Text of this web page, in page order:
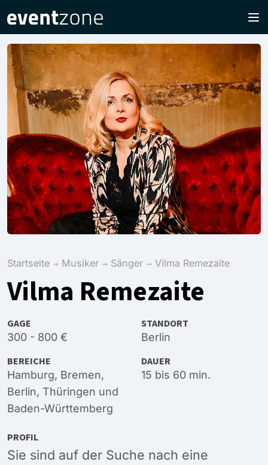
Startseite Musiker Sänger Vilma Remezaite
Vilma Remezaite
GAGE
300 - 800 €
STANDORT
Berlin
BEREICHE
Hamburg, Bremen,
Berlin, Thüringen und
Baden-Württemberg
DAUER
15 bis 60 min.
PROFIL
Sie sind auf der Suche nach eine